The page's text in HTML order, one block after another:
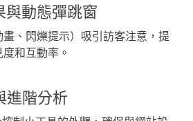
與動態彈跳窗
、閃爍提示）吸引訪客注意，提
和互動率。
進階分析